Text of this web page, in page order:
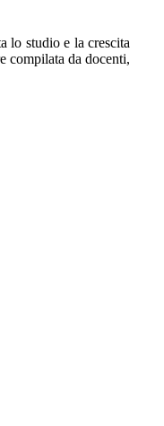
lo studio e la crescita
compilata da docenti,